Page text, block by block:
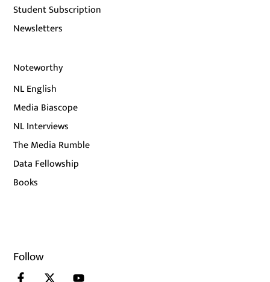
Student Subscription
Newsletters
Noteworthy
NL English
Media Biascope
NL Interviews
The Media Rumble
Data Fellowship
Books
Follow